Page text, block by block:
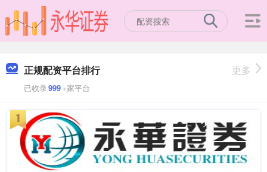
正规配资平台排行
已收录999+家平台
更多